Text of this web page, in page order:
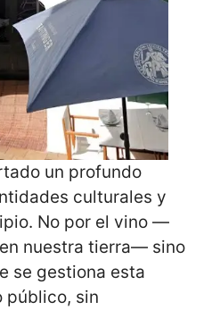
un profundo
culturales y
No por el vino —
nuestra tierra— sino
se gestiona esta
público, sin